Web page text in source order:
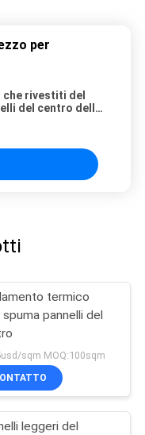
per
rivestiti del
del centro della
termico
spuma pannelli del
sqm MOQ:100sqm
leggeri del